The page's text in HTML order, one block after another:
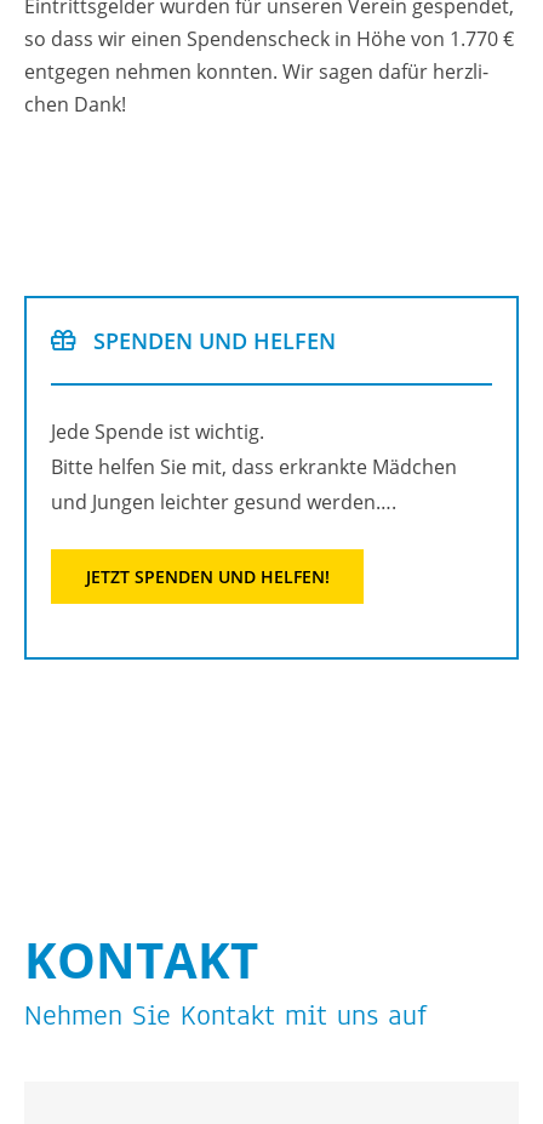
Ein­tritts­gel­der wur­den für un­se­ren Ver­ein ge­spen­det,
so dass wir einen Spen­den­scheck in Höhe von 1.770 €
ent­ge­gen neh­men konn­ten. Wir sagen dafür herz­li­
chen Dank!
SPEN­DEN UND HEL­FEN
Jede Spen­de ist wich­tig.
Bitte hel­fen Sie mit, dass er­krank­te Mäd­chen
und Jun­gen leich­ter ge­sund wer­den….
JETZT SPEN­DEN UND HEL­FEN!
KON­TAKT
Neh­men Sie Kon­takt mit uns auf